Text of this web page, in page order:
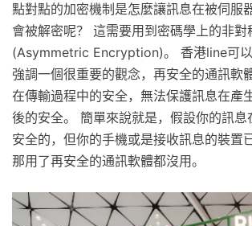
點對點的加密機制是怎麼讓訊息在被伺服
會被解密呢？ 這需要用到密碼學上的非對
(Asymmetric Encryption)。 香港line可
強調一個很重要的觀念，再安全的通訊軟
在傳輸過程中的安全，無法保護訊息在產
後的安全。 簡單來說就是，假設你的訊息
安全的，但你的手機或是接收訊息的裝置
那用了再安全的通訊軟體都沒用。